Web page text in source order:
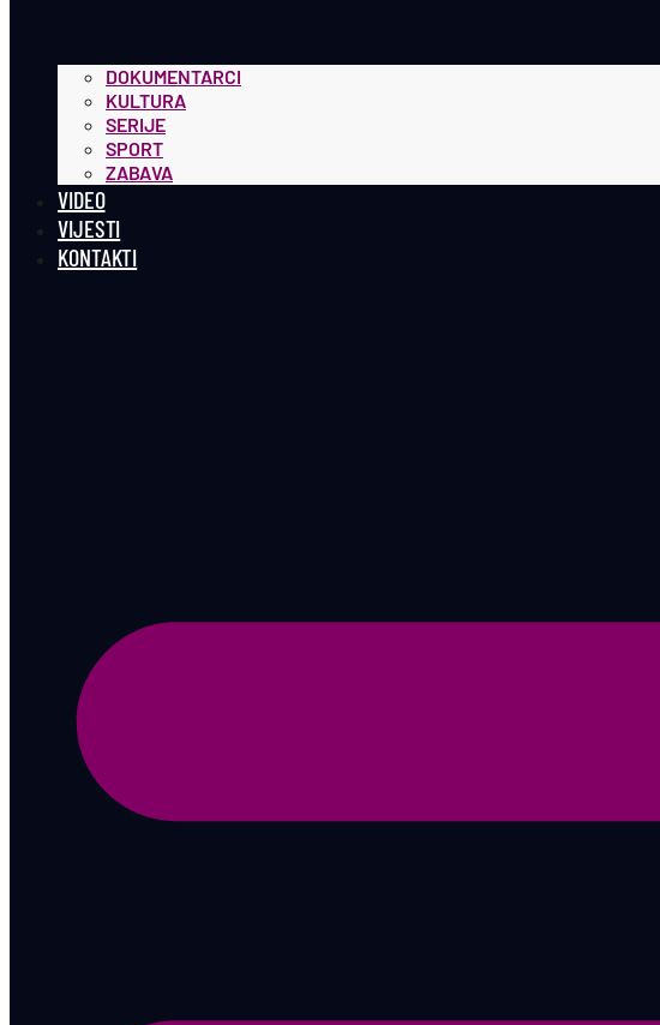
DOKUMENTARCI
KULTURA
SERIJE
SPORT
ZABAVA
VIDEO
VIJESTI
KONTAKTI